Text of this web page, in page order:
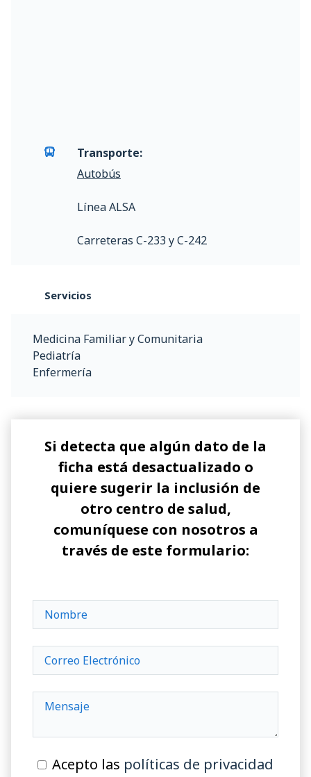
Transporte:
Autobús
Línea ALSA
Carreteras C-233 y C-242
Servicios
Medicina Familiar y Comunitaria
Pediatría
Enfermería
Si detecta que algún dato de la
ficha está desactualizado o
quiere sugerir la inclusión de
otro centro de salud,
comuníquese con nosotros a
través de este formulario:
Acepto las políticas de privacidad